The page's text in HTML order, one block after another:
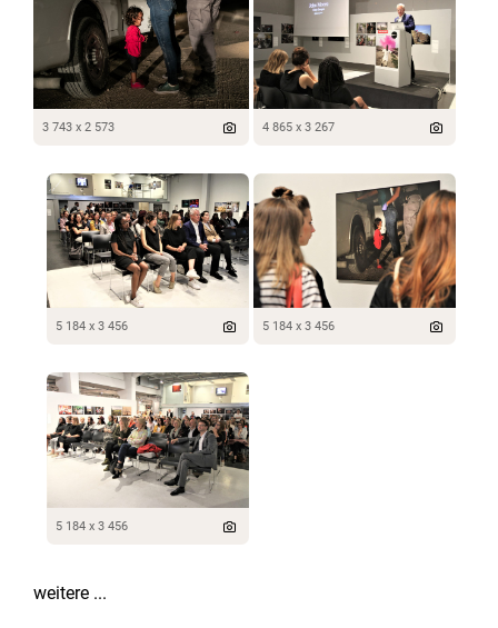
3 743 x 2 573 4 865 x 3 267
5 184 x 3 456 5 184 x 3 456
5 184 x 3 456
weitere ...